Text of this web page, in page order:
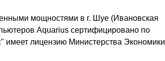
мощностями в г. Шуе (Ивановская
Aquarius сертифицировано по
имеет лицензию Министерства Экономики